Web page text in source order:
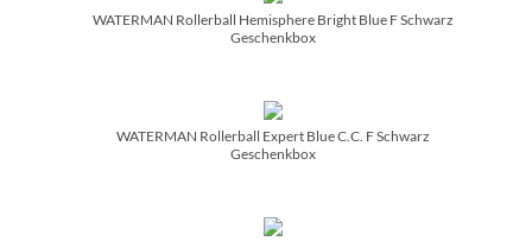
WATERMAN Rollerball Hemisphere Bright Blue F Schwarz
Geschenkbox
WATERMAN Rollerball Expert Blue C.C. F Schwarz
Geschenkbox